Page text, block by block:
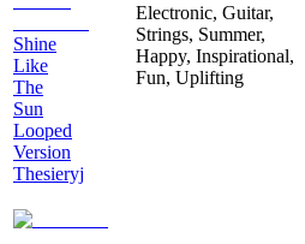
Shine
Like
The
Sun
Looped
Version
Thesieryj
Electronic, Guitar,
Strings, Summer,
Happy, Inspirational,
Fun, Uplifting